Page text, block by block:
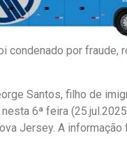
condenado por fraude,
Santos, filho de
6ª feira
Jersey. A